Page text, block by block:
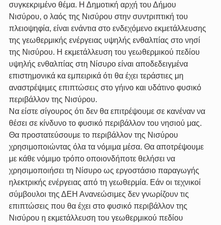
συγκεκριμένο θέμα. Η Δημοτική αρχή του Δήμου
Νισύρου, ο λαός της Νισύρου στην συντριπτική του
πλειοψηφία, είναι ενάντια στο ενδεχόμενο εκμετάλλευσης
της γεωθερμικής ενέργειας υψηλής ενθαλπίας στο νησί
της Νισύρου. Η εκμετάλλευση του γεωθερμικού πεδίου
υψηλής ενθαλπίας στη Νίσυρο είναι αποδεδειγμένα
επιστημονικά κα εμπειρικά ότι θα έχει τεράστιες μη
αναστρέψιμες επιπτώσεις στο γήινο και υδάτινο φυσικό
περιβάλλον της Νισύρου.
Να είστε σίγουρος ότι δεν θα επιτρέψουμε σε κανέναν να
θέσει σε κίνδυνο το φυσικό περιβάλλον του νησιού μας.
Θα προστατεύσουμε το περιβάλλον της Νισύρου
χρησιμοποιώντας όλα τα νόμιμα μέσα. Θα αποτρέψουμε
με κάθε νόμιμο τρόπο οποιονδήποτε θελήσει να
χρησιμοποιήσει τη Νίσυρο ως εργοστάσιο παραγωγής
ηλεκτρικής ενέργειας από τη γεωθερμία. Εάν οι τεχνικοί
σύμβουλοι της ΔΕΗ Ανανεώσιμες δεν γνωρίζουν τις
επιπτώσεις που θα έχει στο φυσικό περιβάλλον της
Νισύρου η εκμετάλλευση του γεωθερμικού πεδίου